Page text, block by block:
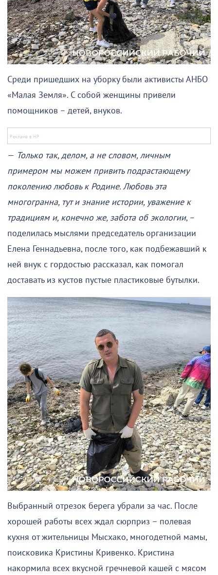
Среди пришедших на уборку были активисты АНБО
«Малая Земля». С собой женщины привели
помощников – детей, внуков.
— Только так, делом, а не словом, личным
примером мы можем привить подрастающему
поколению любовь к Родине. Любовь эта
многогранна, тут и знание истории, уважение к
традициям и, конечно же, забота об экологии, –
поделилась мыслями председатель организации
Елена Геннадьевна, после того, как подбежавший к
ней внук с гордостью рассказал, как помогал
доставать из кустов пустые пластиковые бутылки.
Выбранный отрезок берега убрали за час. После
хорошей работы всех ждал сюрприз – полевая
кухня от жительницы Мысхако, многодетной мамы,
поисковика Кристины Кривенко. Кристина
накормила всех вкусной гречневой кашей с мясом